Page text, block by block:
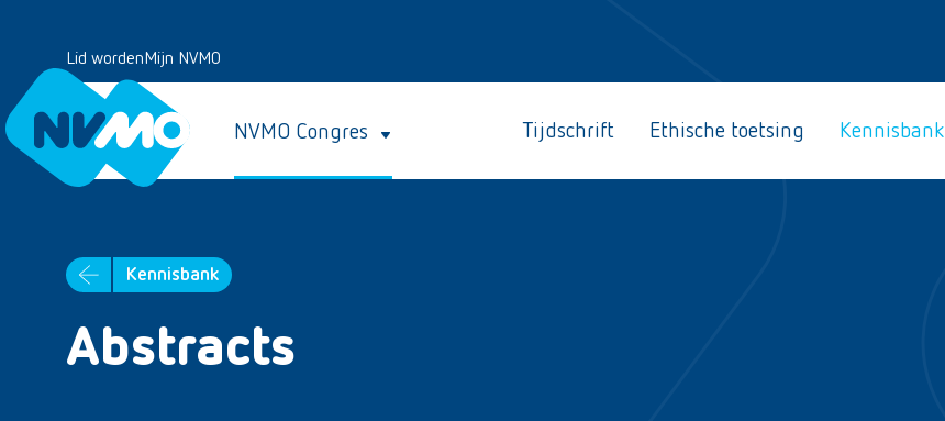
Lid wordenMijn NVMO
NVMO Congres Tijdschrift Ethische toetsing Kennisbank
Kennisbank
Abstracts